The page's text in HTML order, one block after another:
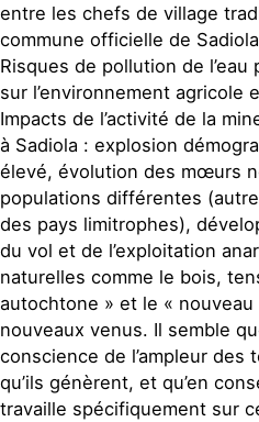
entre les chefs de village
commune officielle de
Risques de pollution de
sur l’environnement agricole
Impacts de l’activité de la
à Sadiola : explosion
élevé, évolution des mœurs
populations différentes
des pays limitrophes),
du vol et de l’exploitation
naturelles comme le bois,
autochtone » et le «
nouveaux venus. Il semble
conscience de l’ampleur
qu’ils génèrent, et qu’en
travaille spécifiquement sur